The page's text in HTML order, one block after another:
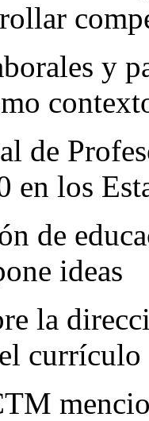
y
de
en los
de
ideas
la